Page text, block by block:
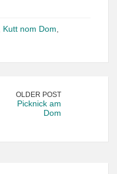
Kutt nom Dom
OLDER POST
Picknick am
Dom